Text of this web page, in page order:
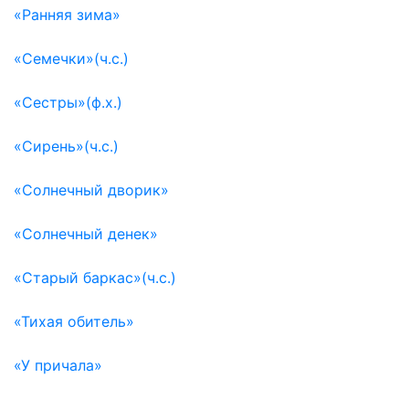
«Ранняя зима»
«Семечки»(ч.с.)
«Сестры»(ф.х.)
«Сирень»(ч.с.)
«Солнечный дворик»
«Солнечный денек»
«Старый баркас»(ч.с.)
«Тихая обитель»
«У причала»